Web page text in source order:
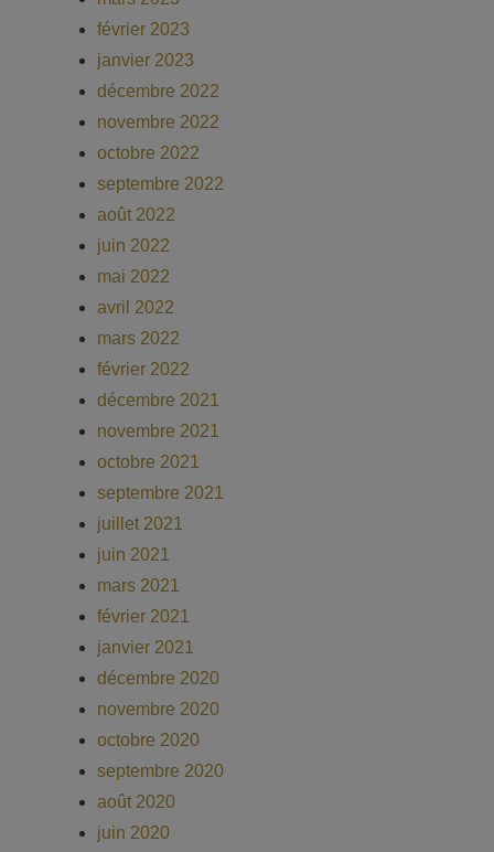
février 2023
janvier 2023
décembre 2022
novembre 2022
octobre 2022
septembre 2022
août 2022
juin 2022
mai 2022
avril 2022
mars 2022
février 2022
décembre 2021
novembre 2021
octobre 2021
septembre 2021
juillet 2021
juin 2021
mars 2021
février 2021
janvier 2021
décembre 2020
novembre 2020
octobre 2020
septembre 2020
août 2020
juin 2020